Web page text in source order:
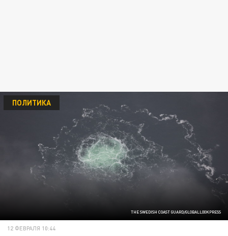
THE SWEDISH COAST GUARD/GLOBALLOOKPRESS
ПОЛИТИКА
12 ФЕВРАЛЯ 10:44